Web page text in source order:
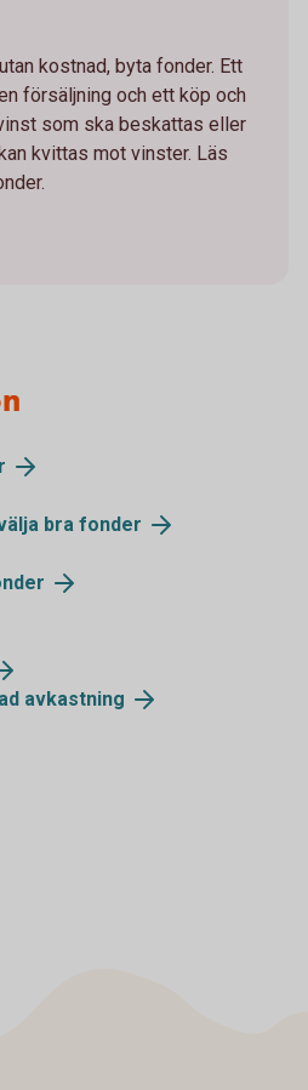
kostnad, byta fonder. Ett
försäljning och ett köp och
som ska beskattas eller
kvittas mot vinster. Läs
bra fonder
avkastning